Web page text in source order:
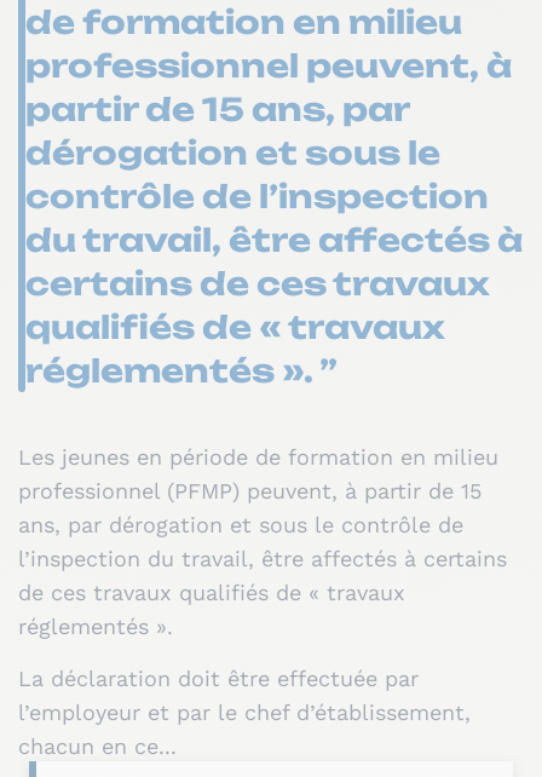
de formation en milieu
professionnel peuvent, à
partir de 15 ans, par
dérogation et sous le
contrôle de l’inspection
du travail, être affectés à
certains de ces travaux
qualifiés de « travaux
réglementés ». ”
Les jeunes en période de formation en milieu
professionnel (PFMP) peuvent, à partir de 15
ans, par dérogation et sous le contrôle de
l’inspection du travail, être affectés à certains
de ces travaux qualifiés de « travaux
réglementés ».
La déclaration doit être effectuée par
l’employeur et par le chef d’établissement,
chacun en ce...